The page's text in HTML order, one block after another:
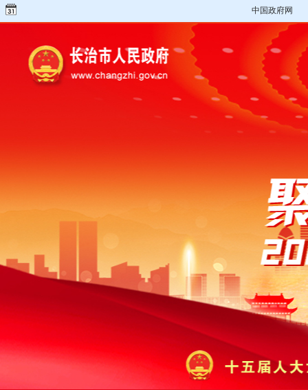
中国政府网